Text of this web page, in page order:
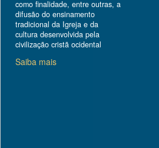
como finalidade, entre outras, a
difusão do ensinamento
tradicional da Igreja e da
cultura desenvolvida pela
civilização cristã ocidental
Saiba mais